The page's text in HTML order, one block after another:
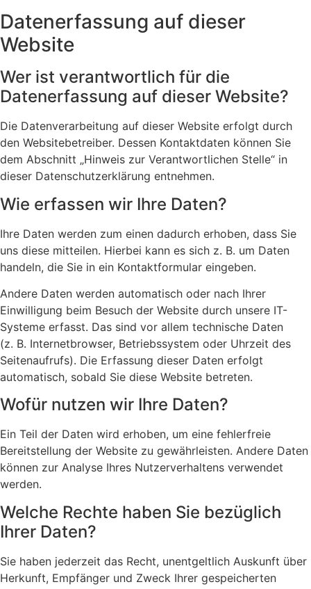
Datenerfassung auf dieser
Website
Wer ist verantwortlich für die
Datenerfassung auf dieser Website?
Die Datenverarbeitung auf dieser Website erfolgt durch
den Websitebetreiber. Dessen Kontaktdaten können Sie
dem Abschnitt „Hinweis zur Verantwortlichen Stelle“ in
dieser Datenschutzerklärung entnehmen.
Wie erfassen wir Ihre Daten?
Ihre Daten werden zum einen dadurch erhoben, dass Sie
uns diese mitteilen. Hierbei kann es sich z. B. um Daten
handeln, die Sie in ein Kontaktformular eingeben.
Andere Daten werden automatisch oder nach Ihrer
Einwilligung beim Besuch der Website durch unsere IT-
Systeme erfasst. Das sind vor allem technische Daten
(z. B. Internetbrowser, Betriebssystem oder Uhrzeit des
Seitenaufrufs). Die Erfassung dieser Daten erfolgt
automatisch, sobald Sie diese Website betreten.
Wofür nutzen wir Ihre Daten?
Ein Teil der Daten wird erhoben, um eine fehlerfreie
Bereitstellung der Website zu gewährleisten. Andere Daten
können zur Analyse Ihres Nutzerverhaltens verwendet
werden.
Welche Rechte haben Sie bezüglich
Ihrer Daten?
Sie haben jederzeit das Recht, unentgeltlich Auskunft über
Herkunft, Empfänger und Zweck Ihrer gespeicherten